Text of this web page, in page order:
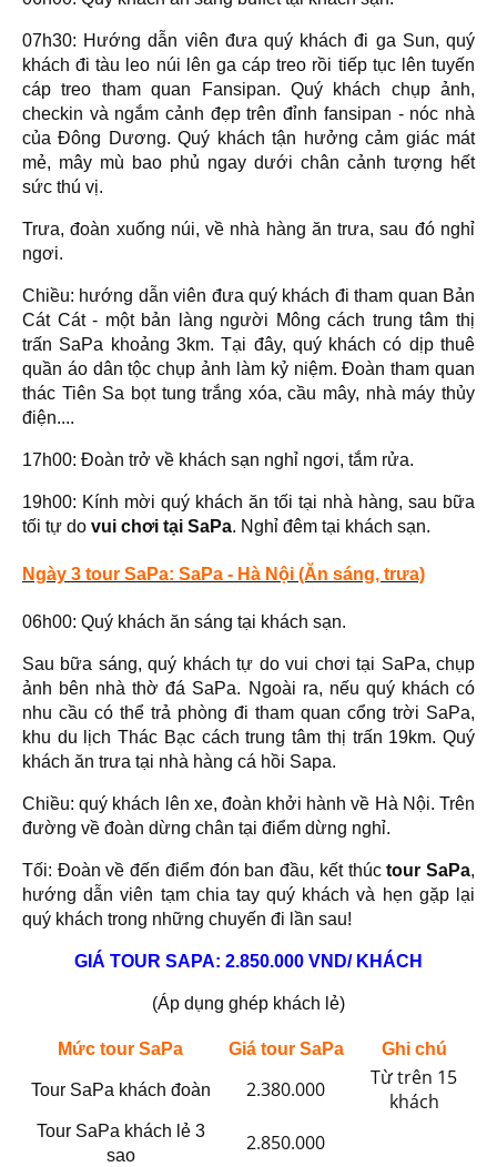
07h30: Hướng dẫn viên đưa quý khách đi ga Sun, quý
khách đi tàu leo núi lên ga cáp treo rồi tiếp tục lên tuyến
cáp treo tham quan Fansipan. Quý khách chụp ảnh,
checkin và ngắm cảnh đẹp trên đỉnh fansipan - nóc nhà
của Đông Dương. Quý khách tận hưởng cảm giác mát
mẻ, mây mù bao phủ ngay dưới chân cảnh tượng hết
sức thú vị.
Trưa, đoàn xuống núi, về nhà hàng ăn trưa, sau đó nghỉ
ngơi.
Chiều: hướng dẫn viên đưa quý khách đi tham quan Bản
Cát Cát - một bản làng người Mông cách trung tâm thị
trấn SaPa khoảng 3km. Tại đây, quý khách có dịp thuê
quần áo dân tộc chụp ảnh làm kỷ niệm. Đoàn tham quan
thác Tiên Sa bọt tung trắng xóa, cầu mây, nhà máy thủy
điện....
17h00: Đoàn trở về khách sạn nghỉ ngơi, tắm rửa.
19h00: Kính mời quý khách ăn tối tại nhà hàng, sau bữa
tối tự do vui chơi tại SaPa. Nghỉ đêm tại khách sạn.
Ngày 3 tour SaPa: SaPa - Hà Nội (Ăn sáng, trưa)
06h00: Quý khách ăn sáng tại khách sạn.
Sau bữa sáng, quý khách tự do vui chơi tại SaPa, chụp
ảnh bên nhà thờ đá SaPa. Ngoài ra, nếu quý khách có
nhu cầu có thể trả phòng đi tham quan cổng trời SaPa,
khu du lịch Thác Bạc cách trung tâm thị trấn 19km. Quý
khách ăn trưa tại nhà hàng cá hồi Sapa.
Chiều: quý khách lên xe, đoàn khởi hành về Hà Nội. Trên
đường về đoàn dừng chân tại điểm dừng nghỉ.
Tối: Đoàn về đến điểm đón ban đầu, kết thúctour SaPa,
hướng dẫn viên tạm chia tay quý khách và hẹn gặp lại
quý khách trong những chuyến đi lần sau!
GIÁ TOUR SAPA: 2.850.000 VND/ KHÁCH
(Áp dụng ghép khách lẻ)
Mức tour SaPa Giá tour SaPa Ghi chú
Tour SaPa khách đoàn 2.380.000
Từ trên 15
khách
Tour SaPa khách lẻ 3
sao
2.850.000